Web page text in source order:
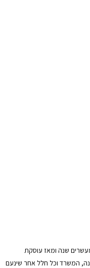
שנה ומאז עוסקת
המשרד וכל חלל אחר שינעם